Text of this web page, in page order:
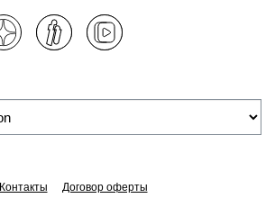
Контакты
Договор оферты